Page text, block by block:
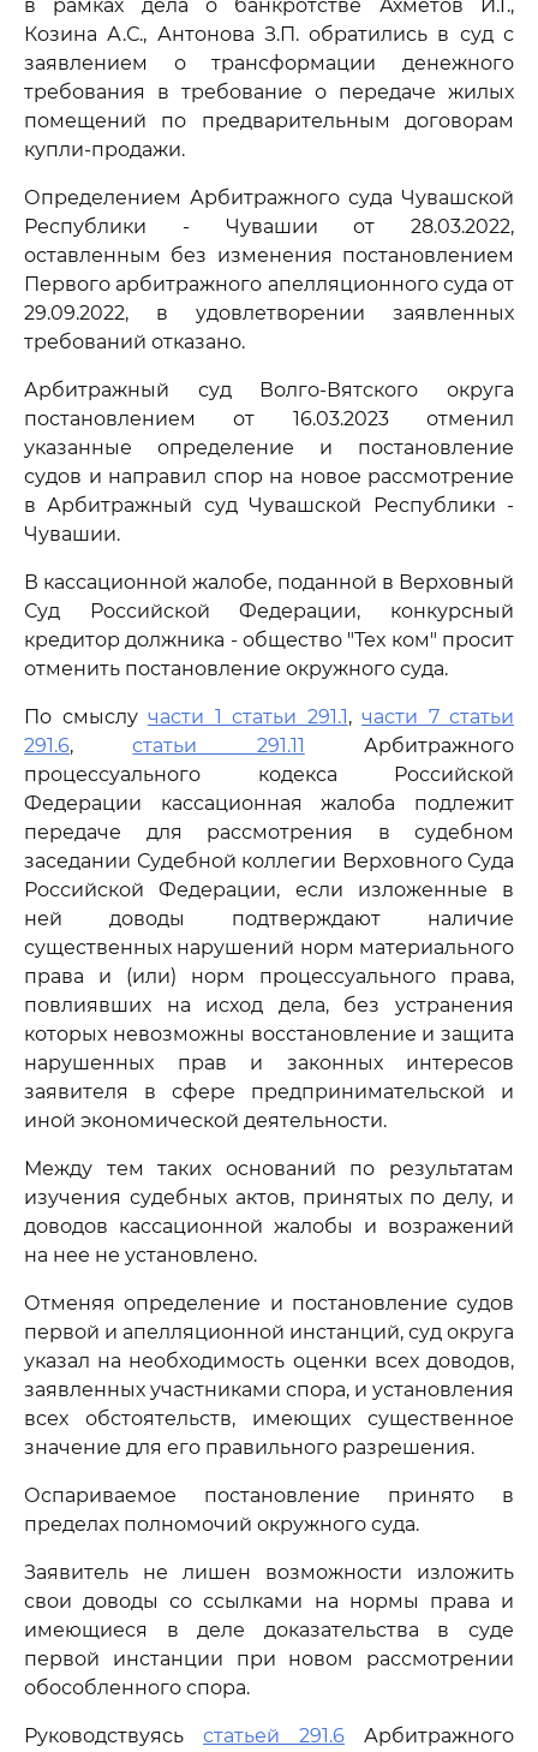
в рамках дела о банкротстве Ахметов И.Г.,
Козина А.С., Антонова З.П. обратились в суд с
заявлением о трансформации денежного
требования в требование о передаче жилых
помещений по предварительным договорам
купли-продажи.
Определением Арбитражного суда Чувашской
Республики - Чувашии от 28.03.2022,
оставленным без изменения постановлением
Первого арбитражного апелляционного суда от
29.09.2022, в удовлетворении заявленных
требований отказано.
Арбитражный суд Волго-Вятского округа
постановлением от 16.03.2023 отменил
указанные определение и постановление
судов и направил спор на новое рассмотрение
в Арбитражный суд Чувашской Республики -
Чувашии.
В кассационной жалобе, поданной в Верховный
Суд Российской Федерации, конкурсный
кредитор должника - общество "Тех ком" просит
отменить постановление окружного суда.
По смыслу части 1 статьи 291.1, части 7 статьи
291.6,статьи 291.11 Арбитражного
процессуального кодекса Российской
Федерации кассационная жалоба подлежит
передаче для рассмотрения в судебном
заседании Судебной коллегии Верховного Суда
Российской Федерации, если изложенные в
ней доводы подтверждают наличие
существенных нарушений норм материального
права и (или) норм процессуального права,
повлиявших на исход дела, без устранения
которых невозможны восстановление и защита
нарушенных прав и законных интересов
заявителя в сфере предпринимательской и
иной экономической деятельности.
Между тем таких оснований по результатам
изучения судебных актов, принятых по делу, и
доводов кассационной жалобы и возражений
на нее не установлено.
Отменяя определение и постановление судов
первой и апелляционной инстанций, суд округа
указал на необходимость оценки всех доводов,
заявленных участниками спора, и установления
всех обстоятельств, имеющих существенное
значение для его правильного разрешения.
Оспариваемое постановление принято в
пределах полномочий окружного суда.
Заявитель не лишен возможности изложить
свои доводы со ссылками на нормы права и
имеющиеся в деле доказательства в суде
первой инстанции при новом рассмотрении
обособленного спора.
Руководствуясь статьей 291.6 Арбитражного